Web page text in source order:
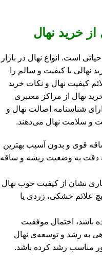
خرید نهال
است. انواع نهال در بازار
نهالی با کیفیت و سالم را
کیفیت نهال و نکات خرید
نهال از مراکز معتبری
شناسنامه اصالت نهال و
و سلامت نهال می‌دهند.
قوی و بدون آسیب بهترین
دقت به وضعیت ریشه و ساقه
نشان از کیفیت خوب نهال
علائم خشکی، زردی یا
باشد، احتمال موفقیت
به رشد و توسعه‌ی نهال
مناسب رشد کرده باشد.